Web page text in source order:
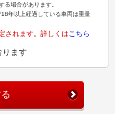
場合があります。
年以上経過している車両は重量
されます。詳しくはこちら
ます